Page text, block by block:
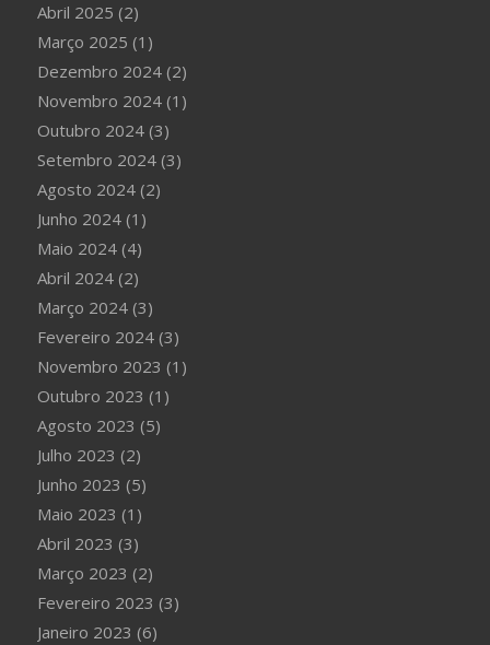
Abril 2025 (2)
Março 2025 (1)
Dezembro 2024(2)
Novembro 2024(1)
Outubro 2024(3)
Setembro 2024(3)
Agosto 2024(2)
Junho 2024(1)
Maio 2024(4)
Abril 2024(2)
Março 2024(3)
Fevereiro 2024(3)
Novembro 2023 (1)
Outubro 2023 (1)
Agosto 2023 (5)
Julho 2023 (2)
Junho 2023 (5)
Maio 2023 (1)
Abril 2023 (3)
Março 2023 (2)
Fevereiro 2023 (3)
Janeiro 2023 (6)